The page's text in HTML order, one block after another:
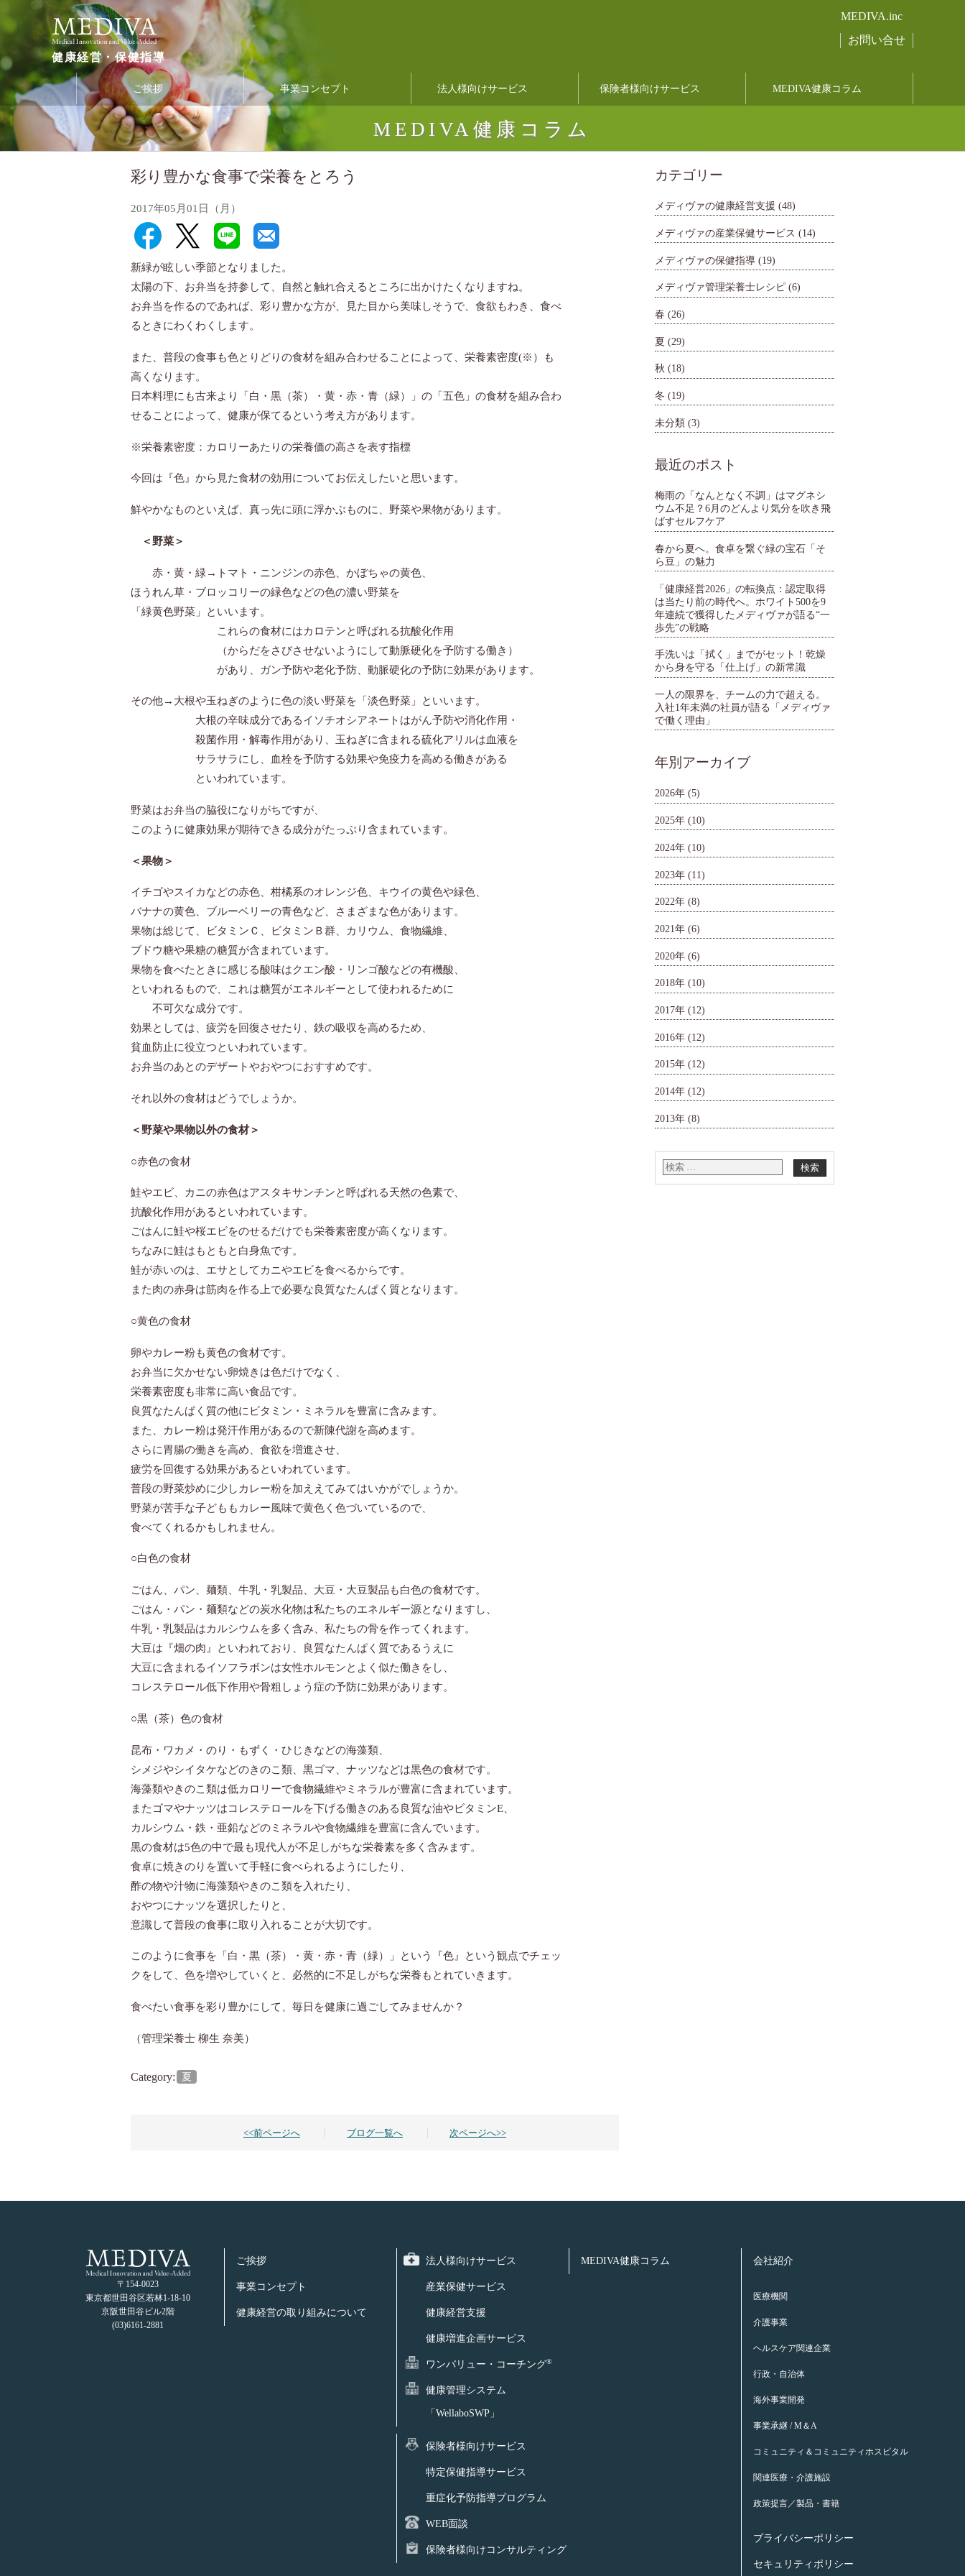
健康経営・保健指導
MEDIVA.inc
お問い合せ
ご挨拶 事業コンセプト 法人様向けサービス 保険者様向けサービス MEDIVA健康コラム
MEDIVA健康コラム
彩り豊かな食事で栄養をとろう
2017年05月01日（月）
新緑が眩しい季節となりました。
太陽の下、お弁当を持参して、自然と触れ合えるところに出かけたくなりますね。
お弁当を作るのであれば、彩り豊かな方が、見た目から美味しそうで、食欲もわき、食べ
るときにわくわくします。
また、普段の食事も色とりどりの食材を組み合わせることによって、栄養素密度(※）も
高くなります。
日本料理にも古来より「白・黒（茶）・黄・赤・青（緑）」の「五色」の食材を組み合わ
せることによって、健康が保てるという考え方があります。
※栄養素密度：カロリーあたりの栄養価の高さを表す指標
今回は『色』から見た食材の効用についてお伝えしたいと思います。
鮮やかなものといえば、真っ先に頭に浮かぶものに、野菜や果物があります。
＜野菜＞
赤・黄・緑→トマト・ニンジンの赤色、かぼちゃの黄色、
ほうれん草・ブロッコリーの緑色などの色の濃い野菜を
「緑黄色野菜」といいます。
これらの食材にはカロテンと呼ばれる抗酸化作用
（からだをさびさせないようにして動脈硬化を予防する働き）
があり、ガン予防や老化予防、動脈硬化の予防に効果があります。
その他→大根や玉ねぎのように色の淡い野菜を「淡色野菜」といいます。
大根の辛味成分であるイソチオシアネートはがん予防や消化作用・
殺菌作用・解毒作用があり、玉ねぎに含まれる硫化アリルは血液を
サラサラにし、血栓を予防する効果や免疫力を高める働きがある
といわれています。
野菜はお弁当の脇役になりがちですが、
このように健康効果が期待できる成分がたっぷり含まれています。
＜果物＞
イチゴやスイカなどの赤色、柑橘系のオレンジ色、キウイの黄色や緑色、
バナナの黄色、ブルーベリーの青色など、さまざまな色があります。
果物は総じて、ビタミンＣ、ビタミンＢ群、カリウム、食物繊維、
ブドウ糖や果糖の糖質が含まれています。
果物を食べたときに感じる酸味はクエン酸・リンゴ酸などの有機酸、
といわれるもので、これは糖質がエネルギーとして使われるために
不可欠な成分です。
効果としては、疲労を回復させたり、鉄の吸収を高めるため、
貧血防止に役立つといわれています。
お弁当のあとのデザートやおやつにおすすめです。
それ以外の食材はどうでしょうか。
＜野菜や果物以外の食材＞
○赤色の食材
鮭やエビ、カニの赤色はアスタキサンチンと呼ばれる天然の色素で、
抗酸化作用があるといわれています。
ごはんに鮭や桜エビをのせるだけでも栄養素密度が高くなります。
ちなみに鮭はもともと白身魚です。
鮭が赤いのは、エサとしてカニやエビを食べるからです。
また肉の赤身は筋肉を作る上で必要な良質なたんぱく質となります。
○黄色の食材
卵やカレー粉も黄色の食材です。
お弁当に欠かせない卵焼きは色だけでなく、
栄養素密度も非常に高い食品です。
良質なたんぱく質の他にビタミン・ミネラルを豊富に含みます。
また、カレー粉は発汗作用があるので新陳代謝を高めます。
さらに胃腸の働きを高め、食欲を増進させ、
疲労を回復する効果があるといわれています。
普段の野菜炒めに少しカレー粉を加ええてみてはいかがでしょうか。
野菜が苦手な子どももカレー風味で黄色く色づいているので、
食べてくれるかもしれません。
○白色の食材
ごはん、パン、麺類、牛乳・乳製品、大豆・大豆製品も白色の食材です。
ごはん・パン・麺類などの炭水化物は私たちのエネルギー源となりますし、
牛乳・乳製品はカルシウムを多く含み、私たちの骨を作ってくれます。
大豆は『畑の肉』といわれており、良質なたんぱく質であるうえに
大豆に含まれるイソフラボンは女性ホルモンとよく似た働きをし、
コレステロール低下作用や骨粗しょう症の予防に効果があります。
○黒（茶）色の食材
昆布・ワカメ・のり・もずく・ひじきなどの海藻類、
シメジやシイタケなどのきのこ類、黒ゴマ、ナッツなどは黒色の食材です。
海藻類やきのこ類は低カロリーで食物繊維やミネラルが豊富に含まれています。
またゴマやナッツはコレステロールを下げる働きのある良質な油やビタミンE、
カルシウム・鉄・亜鉛などのミネラルや食物繊維を豊富に含んでいます。
黒の食材は5色の中で最も現代人が不足しがちな栄養素を多く含みます。
食卓に焼きのりを置いて手軽に食べられるようにしたり、
酢の物や汁物に海藻類やきのこ類を入れたり、
おやつにナッツを選択したりと、
意識して普段の食事に取り入れることが大切です。
このように食事を「白・黒（茶）・黄・赤・青（緑）」という『色』という観点でチェッ
クをして、色を増やしていくと、必然的に不足しがちな栄養もとれていきます。
食べたい食事を彩り豊かにして、毎日を健康に過ごしてみませんか？
（管理栄養士 柳生 奈美）
Category: 夏
<<前ページへ ブログ一覧へ 次ページへ>>
カテゴリー
メディヴァの健康経営支援 (48)
メディヴァの産業保健サービス (14)
メディヴァの保健指導 (19)
メディヴァ管理栄養士レシピ (6)
春 (26)
夏 (29)
秋 (18)
冬 (19)
未分類 (3)
最近のポスト
梅雨の「なんとなく不調」はマグネシ
ウム不足？6月のどんより気分を吹き飛
ばすセルフケア
春から夏へ。食卓を繋ぐ緑の宝石「そ
ら豆」の魅力
「健康経営2026」の転換点：認定取得
は当たり前の時代へ。ホワイト500を9
年連続で獲得したメディヴァが語る“一
歩先”の戦略
手洗いは「拭く」までがセット！乾燥
から身を守る「仕上げ」の新常識
一人の限界を、チームの力で超える。
入社1年未満の社員が語る「メディヴァ
で働く理由」
年別アーカイブ
2026年 (5)
2025年 (10)
2024年 (10)
2023年 (11)
2022年 (8)
2021年 (6)
2020年 (6)
2018年 (10)
2017年 (12)
2016年 (12)
2015年 (12)
2014年 (12)
2013年 (8)
〒154-0023
東京都世⽥⾕区若林1-18-10
京阪世⽥⾕ビル2階
(03)6161-2881
ご挨拶
事業コンセプト
健康経営の取り組みについて
法人様向けサービス
産業保健サービス
健康経営支援
健康増進企画サービス
ワンバリュー・コーチング®
健康管理システム
「WellaboSWP」
保険者様向けサービス
特定保健指導サービス
重症化予防指導プログラム
WEB面談
保険者様向けコンサルティング
MEDIVA健康コラム 会社紹介
医療機関
介護事業
ヘルスケア関連企業
行政・自治体
海外事業開発
事業承継 / M＆A
コミュニティ＆コミュニティホスピタル
関連医療・介護施設
政策提言／製品・書籍
プライバシーポリシー
セキュリティポリシー